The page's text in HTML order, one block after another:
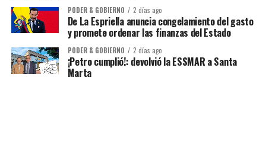
PODER & GOBIERNO 2 días ago
De La Espriella anuncia congelamiento del gasto
y promete ordenar las finanzas del Estado
PODER & GOBIERNO 2 días ago
¡Petro cumplió!: devolvió la ESSMAR a Santa
Marta